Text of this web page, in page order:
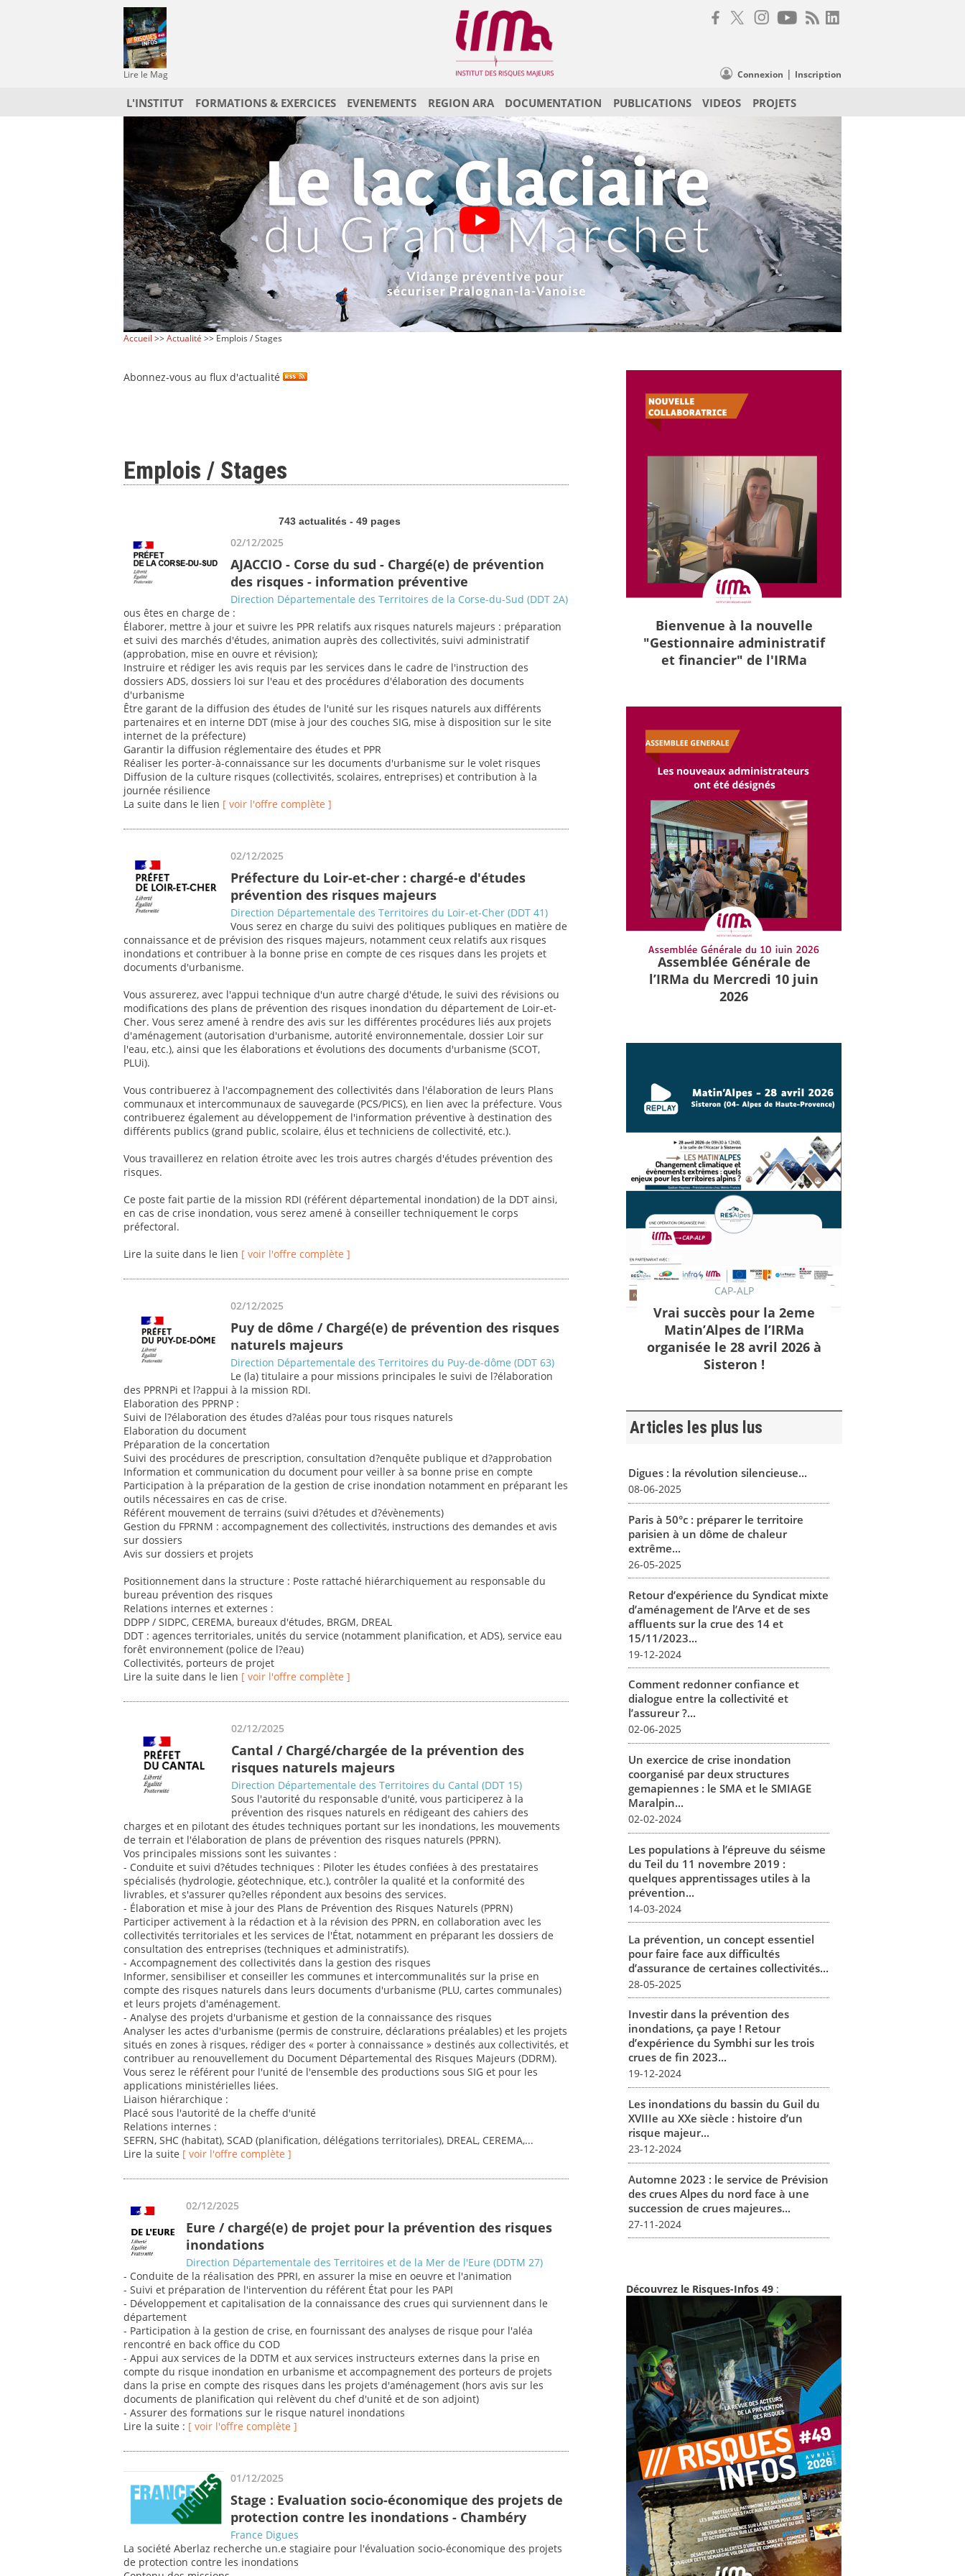
Lire le Mag Connexion | Inscription
L'INSTITUT FORMATIONS & EXERCICES EVENEMENTS REGION ARA DOCUMENTATION PUBLICATIONS VIDEOS PROJETS
Accueil >>Actualité >> Emplois / Stages
Abonnez-vous au flux d'actualité
Emplois / Stages
743 actualités - 49 pages
02/12/2025
AJACCIO - Corse du sud - Chargé(e) de prévention
des risques - information préventive
Direction Départementale des Territoires de la Corse-du-Sud (DDT 2A)
ous êtes en charge de :
Élaborer, mettre à jour et suivre les PPR relatifs aux risques naturels majeurs : préparation
et suivi des marchés d'études, animation auprès des collectivités, suivi administratif
(approbation, mise en ouvre et révision);
Instruire et rédiger les avis requis par les services dans le cadre de l'instruction des
dossiers ADS, dossiers loi sur l'eau et des procédures d'élaboration des documents
d'urbanisme
Être garant de la diffusion des études de l'unité sur les risques naturels aux différents
partenaires et en interne DDT (mise à jour des couches SIG, mise à disposition sur le site
internet de la préfecture)
Garantir la diffusion réglementaire des études et PPR
Réaliser les porter-à-connaissance sur les documents d'urbanisme sur le volet risques
Diffusion de la culture risques (collectivités, scolaires, entreprises) et contribution à la
journée résilience
La suite dans le lien [ voir l'offre complète ]
02/12/2025
Préfecture du Loir-et-cher : chargé-e d'études
prévention des risques majeurs
Direction Départementale des Territoires du Loir-et-Cher (DDT 41)
Vous serez en charge du suivi des politiques publiques en matière de
connaissance et de prévision des risques majeurs, notamment ceux relatifs aux risques
inondations et contribuer à la bonne prise en compte de ces risques dans les projets et
documents d'urbanisme.
Vous assurerez, avec l'appui technique d'un autre chargé d'étude, le suivi des révisions ou
modifications des plans de prévention des risques inondation du département de Loir-et-
Cher. Vous serez amené à rendre des avis sur les différentes procédures liés aux projets
d'aménagement (autorisation d'urbanisme, autorité environnementale, dossier Loir sur
l'eau, etc.), ainsi que les élaborations et évolutions des documents d'urbanisme (SCOT,
PLUi).
Vous contribuerez à l'accompagnement des collectivités dans l'élaboration de leurs Plans
communaux et intercommunaux de sauvegarde (PCS/PICS), en lien avec la préfecture. Vous
contribuerez également au développement de l'information préventive à destination des
différents publics (grand public, scolaire, élus et techniciens de collectivité, etc.).
Vous travaillerez en relation étroite avec les trois autres chargés d'études prévention des
risques.
Ce poste fait partie de la mission RDI (référent départemental inondation) de la DDT ainsi,
en cas de crise inondation, vous serez amené à conseiller techniquement le corps
préfectoral.
Lire la suite dans le lien [ voir l'offre complète ]
02/12/2025
Puy de dôme / Chargé(e) de prévention des risques
naturels majeurs
Direction Départementale des Territoires du Puy-de-dôme (DDT 63)
Le (la) titulaire a pour missions principales le suivi de l?élaboration
des PPRNPi et l?appui à la mission RDI.
Elaboration des PPRNP :
Suivi de l?élaboration des études d?aléas pour tous risques naturels
Elaboration du document
Préparation de la concertation
Suivi des procédures de prescription, consultation d?enquête publique et d?approbation
Information et communication du document pour veiller à sa bonne prise en compte
Participation à la préparation de la gestion de crise inondation notamment en préparant les
outils nécessaires en cas de crise.
Référent mouvement de terrains (suivi d?études et d?évènements)
Gestion du FPRNM : accompagnement des collectivités, instructions des demandes et avis
sur dossiers
Avis sur dossiers et projets
Positionnement dans la structure : Poste rattaché hiérarchiquement au responsable du
bureau prévention des risques
Relations internes et externes :
DDPP / SIDPC, CEREMA, bureaux d'études, BRGM, DREAL
DDT : agences territoriales, unités du service (notamment planification, et ADS), service eau
forêt environnement (police de l?eau)
Collectivités, porteurs de projet
Lire la suite dans le lien [ voir l'offre complète ]
02/12/2025
Cantal / Chargé/chargée de la prévention des
risques naturels majeurs
Direction Départementale des Territoires du Cantal (DDT 15)
Sous l'autorité du responsable d'unité, vous participerez à la
prévention des risques naturels en rédigeant des cahiers des
charges et en pilotant des études techniques portant sur les inondations, les mouvements
de terrain et l'élaboration de plans de prévention des risques naturels (PPRN).
Vos principales missions sont les suivantes :
- Conduite et suivi d?études techniques : Piloter les études confiées à des prestataires
spécialisés (hydrologie, géotechnique, etc.), contrôler la qualité et la conformité des
livrables, et s'assurer qu?elles répondent aux besoins des services.
- Élaboration et mise à jour des Plans de Prévention des Risques Naturels (PPRN)
Participer activement à la rédaction et à la révision des PPRN, en collaboration avec les
collectivités territoriales et les services de l'État, notamment en préparant les dossiers de
consultation des entreprises (techniques et administratifs).
- Accompagnement des collectivités dans la gestion des risques
Informer, sensibiliser et conseiller les communes et intercommunalités sur la prise en
compte des risques naturels dans leurs documents d'urbanisme (PLU, cartes communales)
et leurs projets d'aménagement.
- Analyse des projets d'urbanisme et gestion de la connaissance des risques
Analyser les actes d'urbanisme (permis de construire, déclarations préalables) et les projets
situés en zones à risques, rédiger des « porter à connaissance » destinés aux collectivités, et
contribuer au renouvellement du Document Départemental des Risques Majeurs (DDRM).
Vous serez le référent pour l'unité de l'ensemble des productions sous SIG et pour les
applications ministérielles liées.
Liaison hiérarchique :
Placé sous l'autorité de la cheffe d'unité
Relations internes :
SEFRN, SHC (habitat), SCAD (planification, délégations territoriales), DREAL, CEREMA,...
Lire la suite [ voir l'offre complète ]
02/12/2025
Eure / chargé(e) de projet pour la prévention des risques
inondations
Direction Départementale des Territoires et de la Mer de l'Eure (DDTM 27)
- Conduite de la réalisation des PPRI, en assurer la mise en oeuvre et l'animation
- Suivi et préparation de l'intervention du référent État pour les PAPI
- Développement et capitalisation de la connaissance des crues qui surviennent dans le
département
- Participation à la gestion de crise, en fournissant des analyses de risque pour l'aléa
rencontré en back office du COD
- Appui aux services de la DDTM et aux services instructeurs externes dans la prise en
compte du risque inondation en urbanisme et accompagnement des porteurs de projets
dans la prise en compte des risques dans les projets d'aménagement (hors avis sur les
documents de planification qui relèvent du chef d'unité et de son adjoint)
- Assurer des formations sur le risque naturel inondations
Lire la suite : [ voir l'offre complète ]
01/12/2025
Stage : Evaluation socio-économique des projets de
protection contre les inondations - Chambéry
France Digues
La société Aberlaz recherche un.e stagiaire pour l'évaluation socio-économique des projets
de protection contre les inondations
Bienvenue à la nouvelle
"Gestionnaire administratif
et financier" de l'IRMa
Assemblée Générale de
l’IRMa du Mercredi 10 juin
2026
CAP-ALP
Vrai succès pour la 2eme
Matin’Alpes de l’IRMa
organisée le 28 avril 2026 à
Sisteron !
Articles les plus lus
Digues : la révolution silencieuse...
08-06-2025
Paris à 50°c : préparer le territoire
parisien à un dôme de chaleur
extrême...
26-05-2025
Retour d’expérience du Syndicat mixte
d’aménagement de l’Arve et de ses
affluents sur la crue des 14 et
15/11/2023...
19-12-2024
Comment redonner confiance et
dialogue entre la collectivité et
l’assureur ?...
02-06-2025
Un exercice de crise inondation
coorganisé par deux structures
gemapiennes : le SMA et le SMIAGE
Maralpin...
02-02-2024
Les populations à l’épreuve du séisme
du Teil du 11 novembre 2019 :
quelques apprentissages utiles à la
prévention...
14-03-2024
La prévention, un concept essentiel
pour faire face aux difficultés
d’assurance de certaines collectivités...
28-05-2025
Investir dans la prévention des
inondations, ça paye ! Retour
d’expérience du Symbhi sur les trois
crues de fin 2023...
19-12-2024
Les inondations du bassin du Guil du
XVIIIe au XXe siècle : histoire d’un
risque majeur...
23-12-2024
Automne 2023 : le service de Prévision
des crues Alpes du nord face à une
succession de crues majeures...
27-11-2024
Découvrez le Risques-Infos 49 :